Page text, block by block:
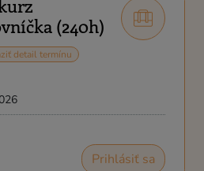
(240h)
detail termínu
Prihlásiť sa